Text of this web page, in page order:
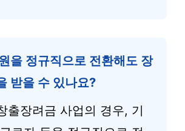
을 정규직으로 전환해도 장
받을 수 있나요?
출장려금 사업의 경우, 기